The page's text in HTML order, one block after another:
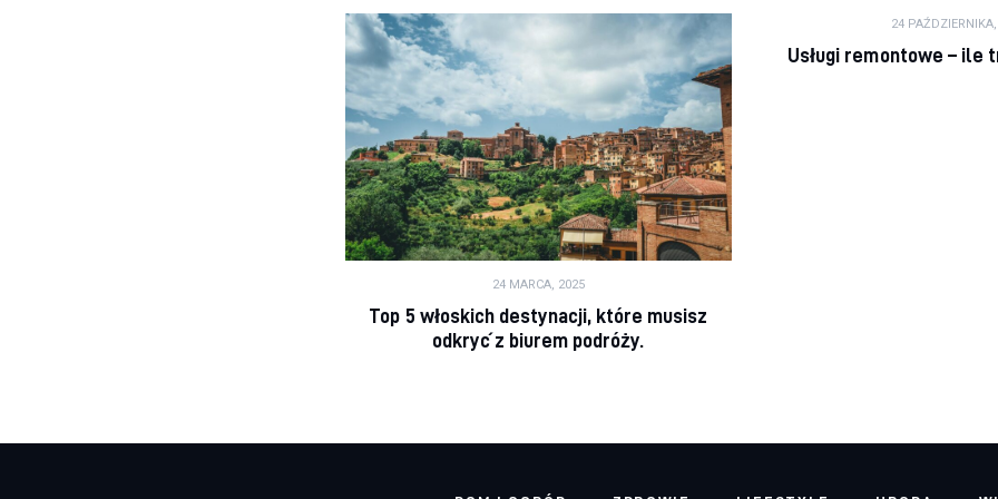
24 MARCA, 2025
Top 5 włoskich destynacji, które musisz
odkryć z biurem podróży.
24
Usługi remontowe – ile